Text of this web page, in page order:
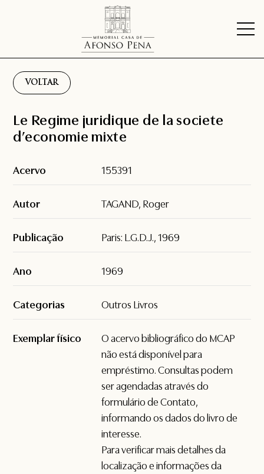
VOLTAR
Le Regime juridique de la societe
d’economie mixte
Acervo 155391
Autor TAGAND, Roger
Publicação Paris: L.G.D.J., 1969
Ano 1969
Categorias Outros Livros
Exemplar físico
O acervo bibliográfico do MCAP
não está disponível para
empréstimo. Consultas podem
ser agendadas através do
formulário deContato,
informando os dados do livro de
interesse.
Para verificar mais detalhes da
localização e informações da